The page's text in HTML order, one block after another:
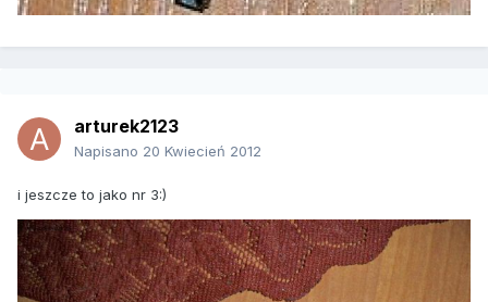
arturek2123
Napisano 20 Kwiecień 2012
i jeszcze to jako nr 3:)